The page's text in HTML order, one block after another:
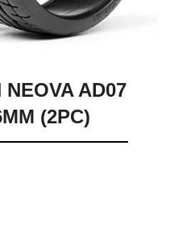
NEOVA AD07
(2PC)